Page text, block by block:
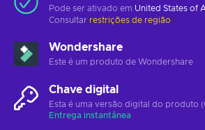
Pode ser ativado em United States of
Consultar restrições de região
Wondershare
Este é um produto de Wondershare
Chave digital
Esta é uma versão digital do produto
Entrega instantânea